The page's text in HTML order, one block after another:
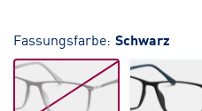
Fassungsfarbe: Schwarz